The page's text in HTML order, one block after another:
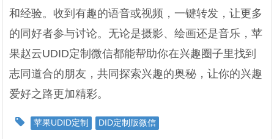
和经验。收到有趣的语音或视频，一键转发，让更多
的同好者参与讨论。无论是摄影、绘画还是音乐，苹
果赵云UDID定制微信都能帮助你在兴趣圈子里找到
志同道合的朋友，共同探索兴趣的奥秘，让你的兴趣
爱好之路更加精彩。
苹果UDID定制 DID定制版微信